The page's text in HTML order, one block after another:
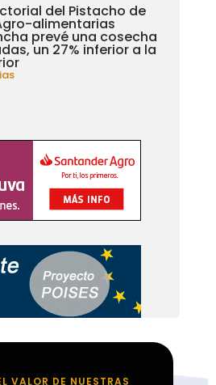
del Pistacho de
alimentarias
prevé una cosecha
un 27% inferior a la
VALOR DE NUESTRAS